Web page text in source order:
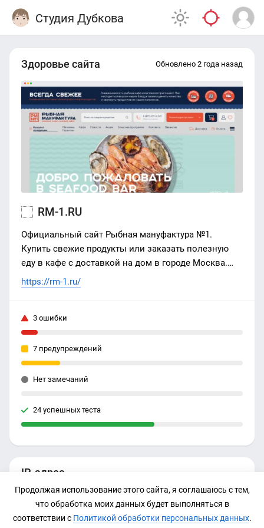
Студия Дубкова
IP-адрес
62.109.24.210
Здоровье сайта Обновлено 2 года назад
RM-1.RU
Официальный сайт Рыбная мануфактура №1.
Купить свежие продукты или заказать полезную
еду в кафе с доставкой на дом в городе Москва.
Ежедневные поставки свежей рыбы и
https://rm-1.ru/
3 ошибки
7 предупреждений
Нет замечаний
24 успешных теста
Продолжая использование этого сайта, я соглашаюсь с тем,
что обработка моих данных будет выполняться в
соответствии с Политикой обработки персональных данных.